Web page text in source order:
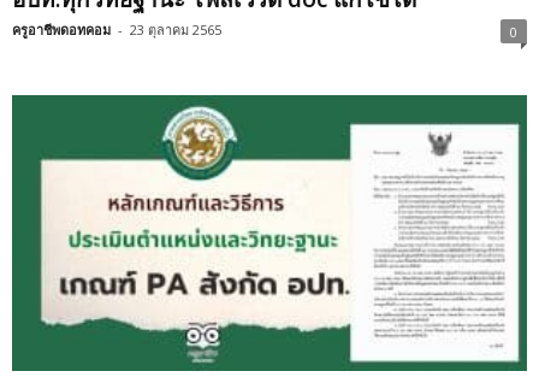
ครูอาชีพดอทคอม - 23 ตุลาคม 2565 0